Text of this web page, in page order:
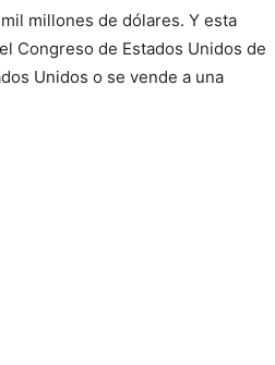
millones de dólares. Y esta
Congreso de Estados Unidos de
Unidos o se vende a una